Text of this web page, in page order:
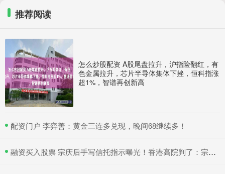
推荐阅读
怎么炒股配资 A股尾盘拉升，沪指险翻红，有
色金属拉升，芯片半导体集体下挫，恒科指涨
超1%，智谱再创新高
​配资门户 李弈善：黄金三连多兑现，晚间68继续多！
​融资买入股票 宗庆后手写信托指示曝光！香港高院判了：宗馥莉暂不得挪动汇丰账户资产